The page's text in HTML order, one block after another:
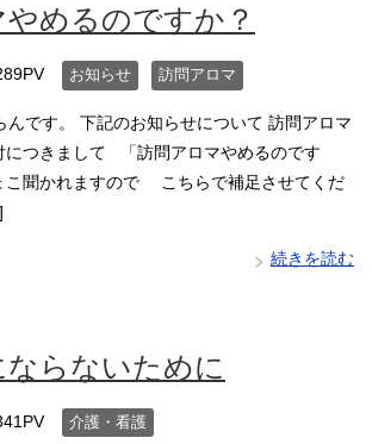
めるのですか？
お知らせ 訪問アロマ
んです。 下記のお知らせについて 訪問アロマ
につきまして 「訪問アロマやめるのです
こ聞かれますので こちらで補足させてくだ
続きを読む
らないために
介護・看護